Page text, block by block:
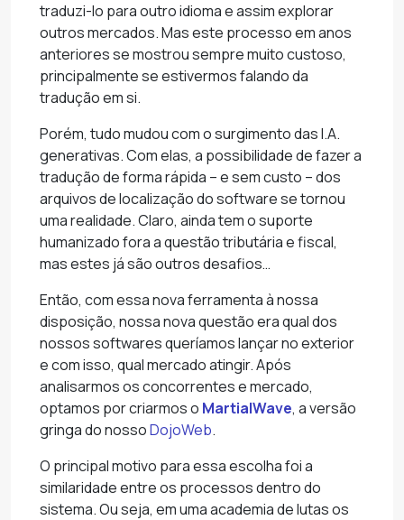
traduzi-lo para outro idioma e assim explorar
outros mercados. Mas este processo em anos
anteriores se mostrou sempre muito custoso,
principalmente se estivermos falando da
tradução em si.
Porém, tudo mudou com o surgimento das I.A.
generativas. Com elas, a possibilidade de fazer a
tradução de forma rápida – e sem custo – dos
arquivos de localização do software se tornou
uma realidade. Claro, ainda tem o suporte
humanizado fora a questão tributária e fiscal,
mas estes já são outros desafios…
Então, com essa nova ferramenta à nossa
disposição, nossa nova questão era qual dos
nossos softwares queríamos lançar no exterior
e com isso, qual mercado atingir. Após
analisarmos os concorrentes e mercado,
optamos por criarmos o MartialWave, a versão
gringa do nossoDojoWeb.
O principal motivo para essa escolha foi a
similaridade entre os processos dentro do
sistema. Ou seja, em uma academia de lutas os